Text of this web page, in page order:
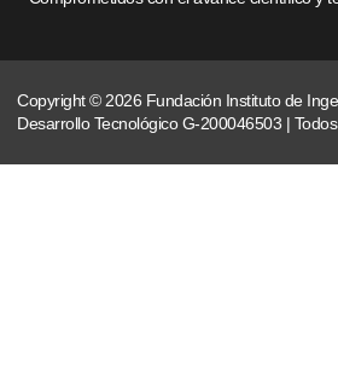
Copyright © 2026 Fundación Instituto de
Desarrollo Tecnológico G-200046503 |